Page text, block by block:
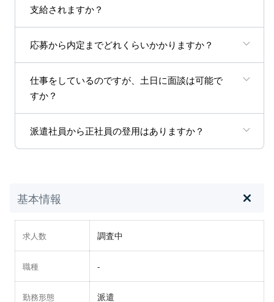
支給されますか？
応募から内定までどれくらいかかりますか？
仕事をしているのですが、土日に面談は可能で
すか？
派遣社員から正社員の登用はありますか？
基本情報
求人数 調査中
職種 -
勤務形態
派遣